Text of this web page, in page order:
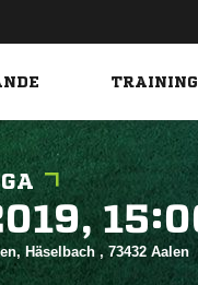

Häselbach , 73432 Aalen